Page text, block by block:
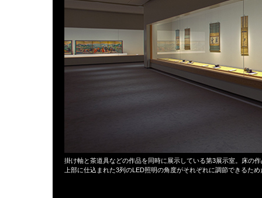
掛け軸と茶道具などの作品を同時に展示している第3展示室。床の
上部に仕込まれた3列のLED照明の角度がそれぞれに調節できるた